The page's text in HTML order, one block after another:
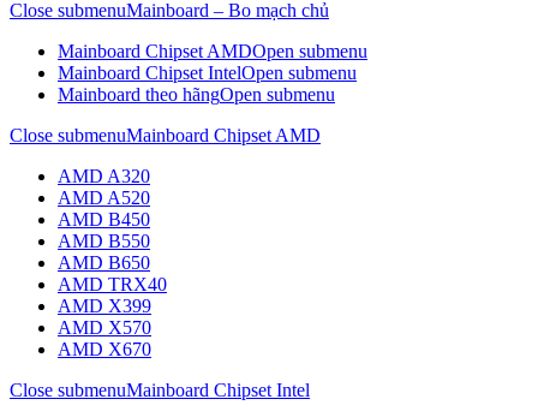
Close submenuMainboard – Bo mạch chủ
Mainboard Chipset AMDOpen submenu
Mainboard Chipset IntelOpen submenu
Mainboard theo hãngOpen submenu
Close submenuMainboard Chipset AMD
AMD A320
AMD A520
AMD B450
AMD B550
AMD B650
AMD TRX40
AMD X399
AMD X570
AMD X670
Close submenuMainboard Chipset Intel